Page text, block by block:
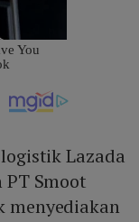
Lazada
Smoot
menyediakan